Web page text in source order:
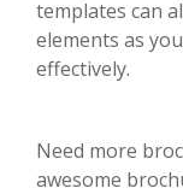
templates can
elements as
effectively.
Need more
awesome